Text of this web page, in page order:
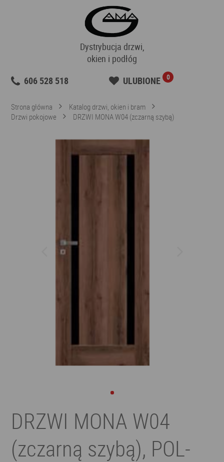
Dystrybucja drzwi,
okien i podłóg
606 528 518
ULUBIONE 0
Strona główna
Katalog drzwi, okien i bram
Drzwi pokojowe
DRZWI MONA W04 (zczarną szybą)
DRZWI MONA W04
(zczarną szybą), POL-